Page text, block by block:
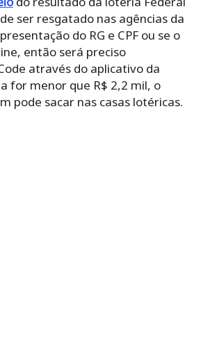
ser resgatado nas agências da
do RG e CPF ou se o
então será preciso
através do aplicativo da
for menor que R$ 2,2 mil, o
pode sacar nas casas lotéricas.